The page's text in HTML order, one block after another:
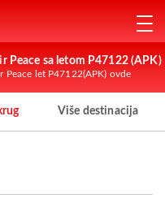
Peace sa letom P47122 (APK)
Peace let P47122(APK) ovde
Više destinacija